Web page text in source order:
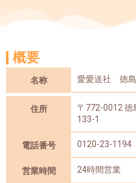
概要
名称 愛愛送社 徳
住所
〒772-0012 徳
133-1
電話番号 0120-23-1194
営業時間 24時間営業